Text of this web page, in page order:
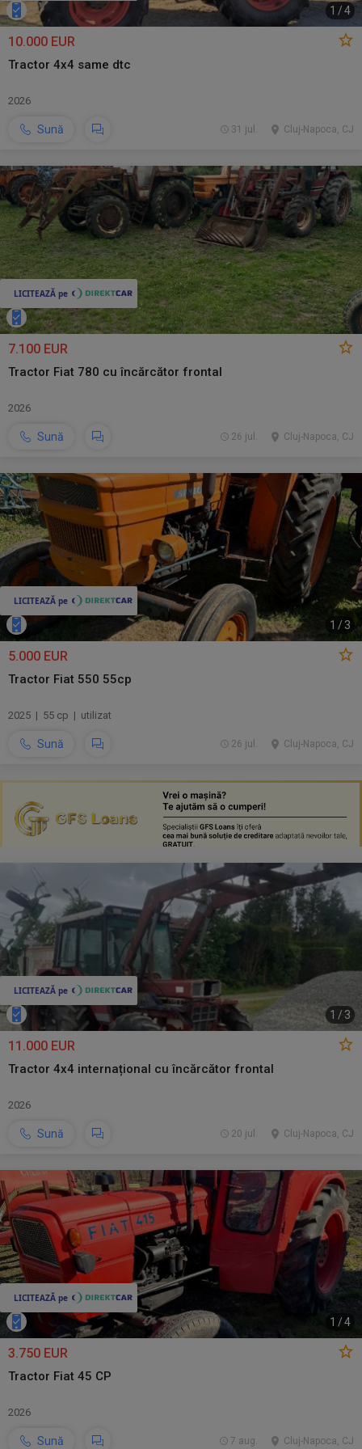
1 /4
10.000 EUR
Tractor 4x4 same dtc
2026
Sună Cluj-Napoca, CJ
31 jul.
7.100 EUR
Tractor Fiat 780 cu încărcător frontal
2026
Sună Cluj-Napoca, CJ
26 jul.
1 /3
5.000 EUR
Tractor Fiat 550 55cp
2025 | 55 cp | utilizat
Sună Cluj-Napoca, CJ
26 jul.
1 / 3
11.000 EUR
Tractor 4x4 internațional cu încărcător frontal
2026
Sună Cluj-Napoca, CJ
20 jul.
1 /4
3.750 EUR
Tractor Fiat 45 CP
2026
Sună Cluj-Napoca, CJ
7 aug.